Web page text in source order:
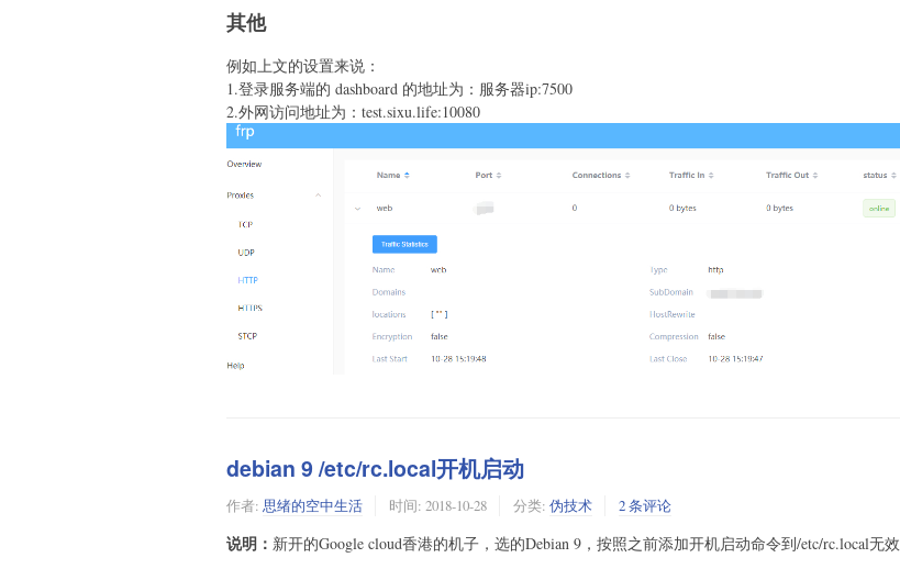
其他
例如上文的设置来说：
1.登录服务端的 dashboard 的地址为：服务器ip:7500
2.外网访问地址为：test.sixu.life:10080
debian 9 /etc/rc.local开机启动
作者: 思绪的空中生活 时间: 2018-10-28 分类: 伪技术 2 条评论
说明： 新开的Google cloud香港的机子，选的Debian 9，按照之前添加开机启动命令到/etc/rc.local无效